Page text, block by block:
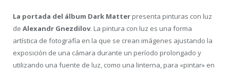
La portada del álbum Dark Matter presenta pinturas con luz
de Alexandr Gnezdilov. La pintura con luz es una forma
artística de fotografía en la que se crean imágenes ajustando la
exposición de una cámara durante un período prolongado y
utilizando una fuente de luz, como una linterna, para «pintar» en